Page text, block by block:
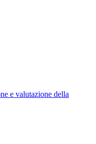
e valutazione della